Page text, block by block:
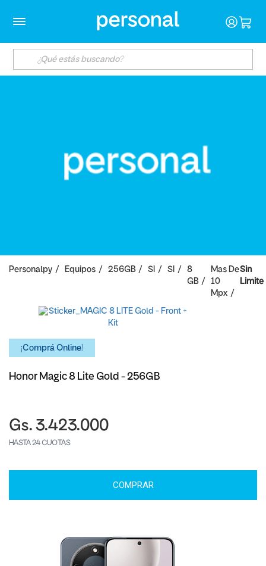
Personalpy Equipos 256GB SI SI
8
GB
Mas De
10
Mpx
Sin
Limite
¡Comprá Online!
Honor Magic 8 Lite Gold - 256GB
Gs. 3.423.000
HASTA 24 CUOTAS
COMPRAR